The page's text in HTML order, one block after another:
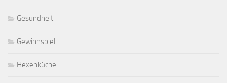
Gesundheit
Gewinnspiel
Hexenküche